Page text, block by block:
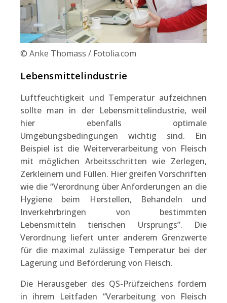
© Anke Thomass / Fotolia.com
Lebensmittelindustrie
Luftfeuchtigkeit und Temperatur aufzeichnen
sollte man in der Lebensmittelindustrie, weil
hier ebenfalls optimale
Umgebungsbedingungen wichtig sind. Ein
Beispiel ist die Weiterverarbeitung von Fleisch
mit möglichen Arbeitsschritten wie Zerlegen,
Zerkleinern und Füllen. Hier greifen Vorschriften
wie die “Verordnung über Anforderungen an die
Hygiene beim Herstellen, Behandeln und
Inverkehrbringen von bestimmten
Lebensmitteln tierischen Ursprungs”. Die
Verordnung liefert unter anderem Grenzwerte
für die maximal zulässige Temperatur bei der
Lagerung und Beförderung von Fleisch.
Die Herausgeber des QS-Prüfzeichens fordern
in ihrem Leitfaden “Verarbeitung von Fleisch